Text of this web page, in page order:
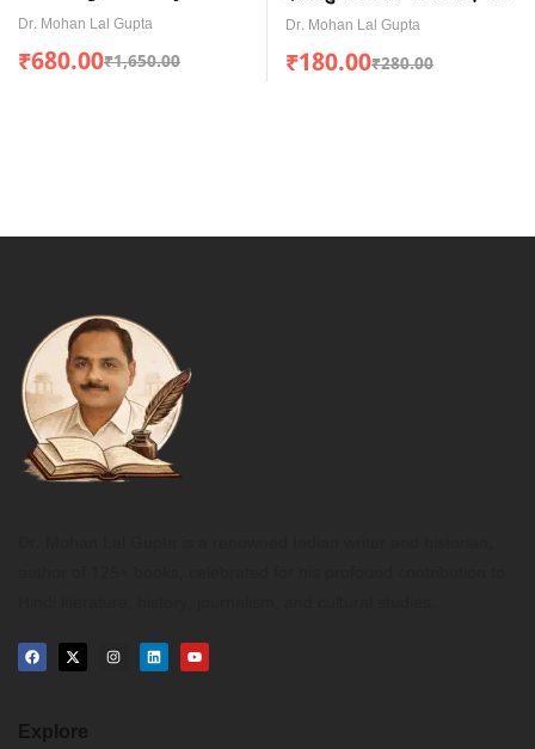
Red Fort (ENGLISH)
Dr. Mohan Lal Gupta
₹1,650.00
₹680.00
पुराणों की कथाएँ-2
Dr. Mohan Lal Gupta
₹280.00
₹180.00
Explore